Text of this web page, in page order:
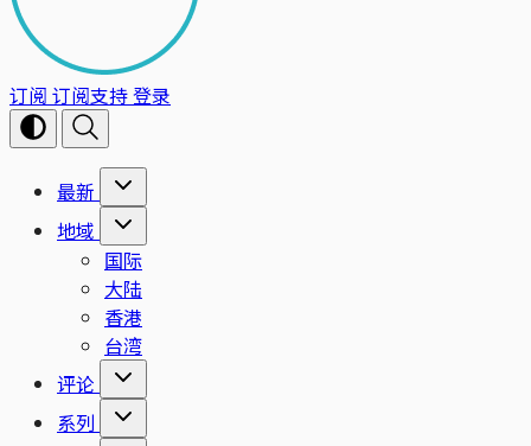
订阅 订阅支持登录
最新
地域
国际
大陆
香港
台湾
评论
系列